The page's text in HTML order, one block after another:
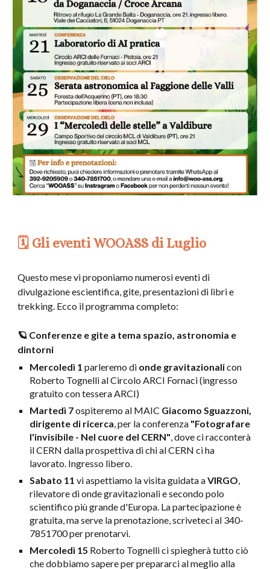
🗓️ Gli eventi WOOASS diLuglio
Questo mese vi proponiamo numerosi eventi di
divulgazione escientifica, gite, presentazioni di libri e
trekking. Ecco il programma completo:
🪐 Conferenze e gite a tema spazio, astronomia e
dintorni
Mercoledì 1parleremo di onde gravitazionalicon
Roberto Tognelli al Circolo ARCI Fornaci (ingresso
gratuito con tessera ARCI)
Martedì 7ospiteremo al MAIC Giacomo Sguazzoni,
dirigente di ricerca, per la conferenza "Fotografare
l'invisibile - Nel cuore del CERN", dove ci racconterà
il CERN dalla prospettiva di chi al CERN ci ha
lavorato. Ingresso libero.
Sabato 11 vi aspettiamo la visita guidata aVIRGO,
rilevatore di onde gravitazionali e secondo polo
scientifico più grande d'Europa. La partecipazione è
gratuita, ma serve la prenotazione, scriveteci al 340-
7851700 per prenotarvi.
Mercoledì 15 Roberto Tognelli ci spiegherà tutto ciò
che dobbiamo sapere per prepararci al meglio alla